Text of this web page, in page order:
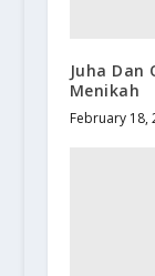
Juha Dan
Menikah
February 18,